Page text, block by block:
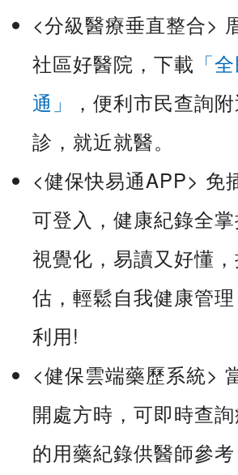
<分級醫療垂直整合>
社區好醫院，下載 「
通」
，便利市民查詢
診，就近就醫。
<健保快易通APP> 免
可登入，健康紀錄全
視覺化，易讀又好懂
估，輕鬆自我健康管
利用!
<健保雲端藥歷系統>
開處方時，可即時查
的用藥紀錄供醫師參